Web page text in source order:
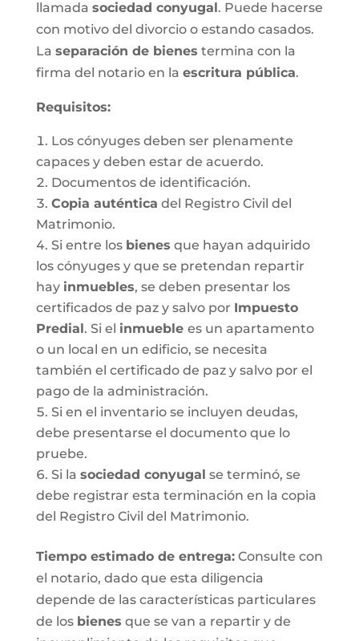
llamada sociedad conyugal. Puede hacerse
con motivo del divorcio o estando casados.
La separación de bienes termina con la
firma del notario en la escritura pública.
Requisitos:
Los cónyuges deben ser plenamente
capaces y deben estar de acuerdo.
Documentos de identificación.
Copia auténtica del Registro Civil del
Matrimonio.
Si entre los bienes que hayan adquirido
los cónyuges y que se pretendan repartir
hay inmuebles, se deben presentar los
certificados de paz y salvo por Impuesto
Predial. Si el inmueble es un apartamento
o un local en un edificio, se necesita
también el certificado de paz y salvo por el
pago de la administración.
Si en el inventario se incluyen deudas,
debe presentarse el documento que lo
pruebe.
Si la sociedad conyugal se terminó, se
debe registrar esta terminación en la copia
del Registro Civil del Matrimonio.
Tiempo estimado de entrega:Consulte con
el notario, dado que esta diligencia
depende de las características particulares
de los bienes que se van a repartir y de